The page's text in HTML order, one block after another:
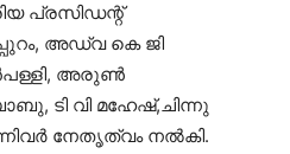
പ്രസിഡന്റ്
അഡ്വ കെ ജി
അരുൺ
ടി വി മഹേഷ്‌,ചിന്നു
നേതൃത്വം നൽകി.